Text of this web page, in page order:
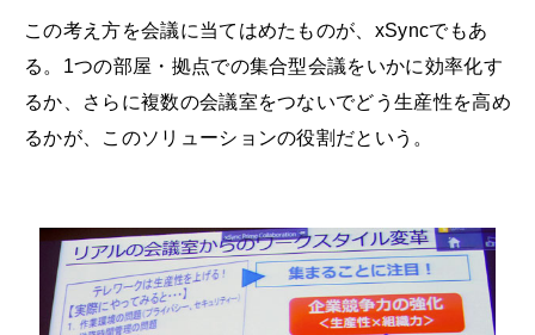
この考え方を会議に当てはめたものが、xSyncでもあ
る。1つの部屋・拠点での集合型会議をいかに効率化す
るか、さらに複数の会議室をつないでどう生産性を高め
るかが、このソリューションの役割だという。